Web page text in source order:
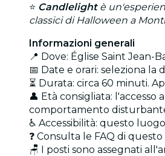
⭐ Candlelightè
classici di Halloween a
Informazioni generali
📍 Dove: Église Saint Jean-
📅 Date e orari: seleziona
⏳ Durata: circa 60 minuti.
👤 Età consigliata:
comportamento
♿ Accessibilità: questo
❓ Consulta le FAQ di
🪑 I posti sono assegnati